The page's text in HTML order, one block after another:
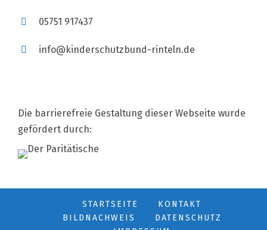
05751 917437
info@kinderschutzbund-rinteln.de
Die barrierefreie Gestaltung dieser Webseite wurde
gefördert durch:
STARTSEITE
KONTAKT
BILDNACHWEIS
DATENSCHUTZ